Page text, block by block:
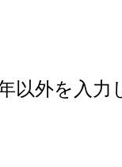
以外を入